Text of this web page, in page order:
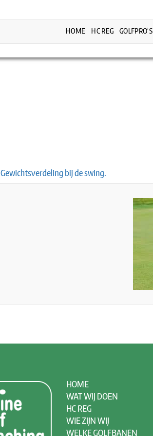
HOME HC REG GOLFPRO’S
Gewichtsverdeling bij de swing.
HOME
WAT WIJ DOEN
HC REG
WIE ZIJN WIJ
WELKE GOLFBANEN